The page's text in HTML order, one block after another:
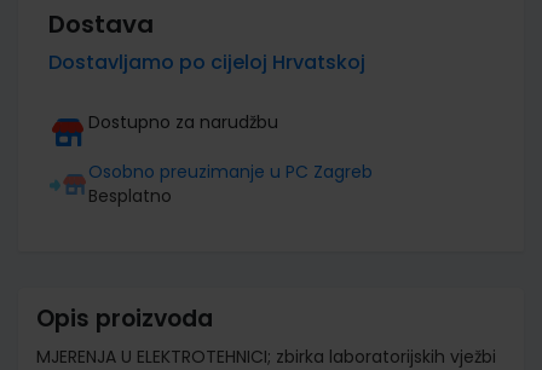
Dostava
Dostavljamo po cijeloj Hrvatskoj
Dostupno za narudžbu
Osobno preuzimanje u PC Zagreb
Besplatno
Opis proizvoda
MJERENJA U ELEKTROTEHNICI; zbirka laboratorijskih vježbi